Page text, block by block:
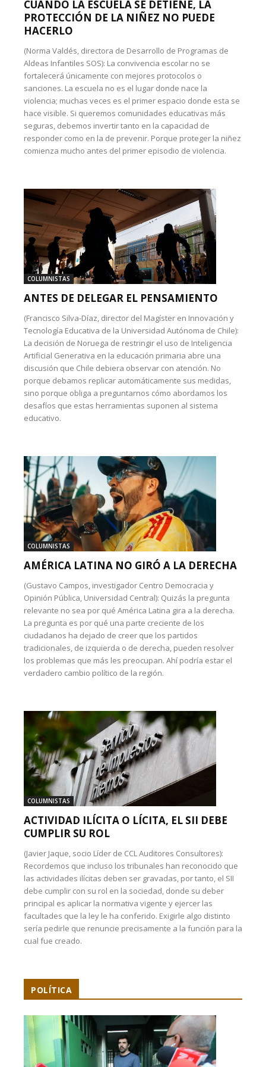
CUANDO LA ESCUELA SE DETIENE, LA
PROTECCIÓN DE LA NIÑEZ NO PUEDE
HACERLO
(Norma Valdés, directora de Desarrollo de Programas de
Aldeas Infantiles SOS): La convivencia escolar no se
fortalecerá únicamente con mejores protocolos o
sanciones. La escuela no es el lugar donde nace la
violencia; muchas veces es el primer espacio donde esta se
hace visible. Si queremos comunidades educativas más
seguras, debemos invertir tanto en la capacidad de
responder como en la de prevenir. Porque proteger la niñez
comienza mucho antes del primer episodio de violencia.
COLUMNISTAS
ANTES DE DELEGAR EL PENSAMIENTO
(Francisco Silva-Díaz, director del Magíster en Innovación y
Tecnología Educativa de la Universidad Autónoma de Chile):
La decisión de Noruega de restringir el uso de Inteligencia
Artificial Generativa en la educación primaria abre una
discusión que Chile debiera observar con atención. No
porque debamos replicar automáticamente sus medidas,
sino porque obliga a preguntarnos cómo abordamos los
desafíos que estas herramientas suponen al sistema
educativo.
COLUMNISTAS
AMÉRICA LATINA NO GIRÓ A LA DERECHA
(Gustavo Campos, investigador Centro Democracia y
Opinión Pública, Universidad Central): Quizás la pregunta
relevante no sea por qué América Latina gira a la derecha.
La pregunta es por qué una parte creciente de los
ciudadanos ha dejado de creer que los partidos
tradicionales, de izquierda o de derecha, pueden resolver
los problemas que más les preocupan. Ahí podría estar el
verdadero cambio político de la región.
COLUMNISTAS
ACTIVIDAD ILÍCITA O LÍCITA, EL SII DEBE
CUMPLIR SU ROL
(Javier Jaque, socio Líder de CCL Auditores Consultores):
Recordemos que incluso los tribunales han reconocido que
las actividades ilícitas deben ser gravadas, por tanto, el SII
debe cumplir con su rol en la sociedad, donde su deber
principal es aplicar la normativa vigente y ejercer las
facultades que la ley le ha conferido. Exigirle algo distinto
sería pedirle que renuncie precisamente a la función para la
cual fue creado.
POLÍTICA